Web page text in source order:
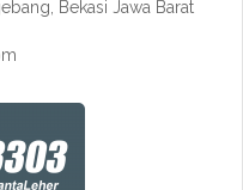
Bekasi Jawa Barat